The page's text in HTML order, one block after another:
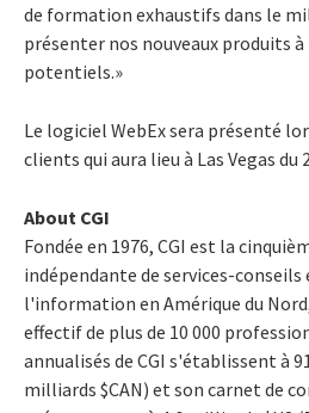
de formation exhaustifs dans le
présenter nos nouveaux produits
potentiels.»
Le logiciel WebEx sera présenté
clients qui aura lieu à Las Vegas du
About CGI
Fondée en 1976, CGI est la
indépendante de services-
l'information en Amérique du
effectif de plus de 10 000
annualisés de CGI s'établissent à
milliards $CAN) et son carnet de